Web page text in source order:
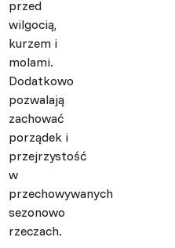
przed
wilgocią,
kurzem i
molami.
Dodatkowo
pozwalają
zachować
porządek i
przejrzystość
w
przechowywanych
sezonowo
rzeczach.